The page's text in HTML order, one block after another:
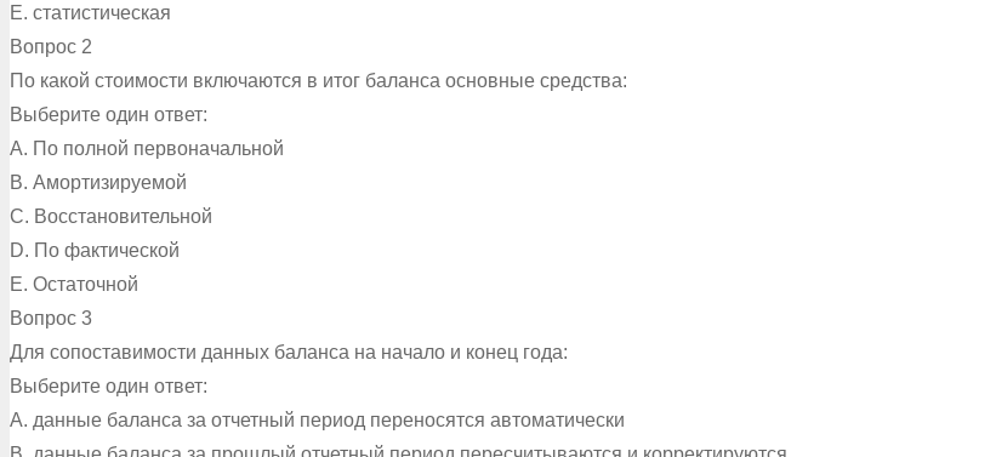
E. статистическая
Вопрос 2
По какой стоимости включаются в итог баланса основные средства:
Выберите один ответ:
A. По полной первоначальной
B. Амортизируемой
C. Восстановительной
D. По фактической
E. Остаточной
Вопрос 3
Для сопоставимости данных баланса на начало и конец года:
Выберите один ответ:
A. данные баланса за отчетный период переносятся автоматически